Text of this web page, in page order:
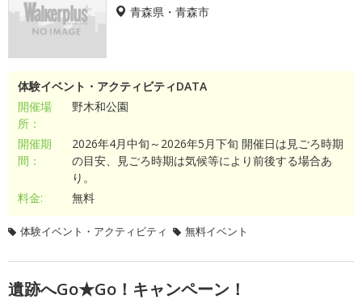
青森県・青森市
体験イベント・アクティビティDATA
開催場
所：
野木和公園
開催期
間：
2026年4月中旬～2026年5月下旬 開催日は見ごろ時期
の目安、見ごろ時期は気候等により前後する場合あ
り。
料金:
無料
体験イベント・アクティビティ 無料イベント
遺跡へGo★Go！キャンペーン！